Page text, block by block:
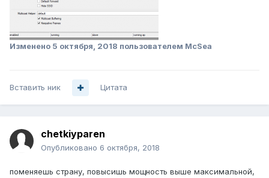
Изменено 5 октября, 2018 пользователем McSea
Вставить ник Цитата
chetkiyparen
Опубликовано 6 октября, 2018
поменяешь страну, повысишь мощность выше максимальной,